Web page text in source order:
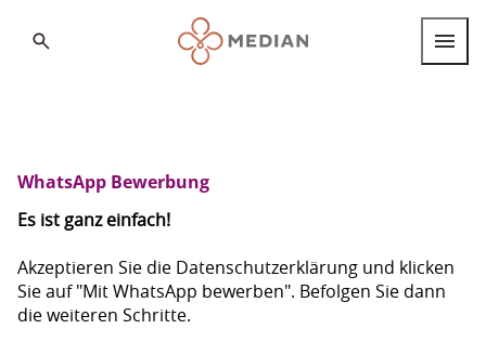
Search
Internationale Fachkräfte
Über MEDIAN
WhatsApp Bewerbung
Es ist ganz einfach!
Akzeptieren Sie die Datenschutzerklärung und klicken
Sie auf "Mit WhatsApp bewerben". Befolgen Sie dann
die weiteren Schritte.